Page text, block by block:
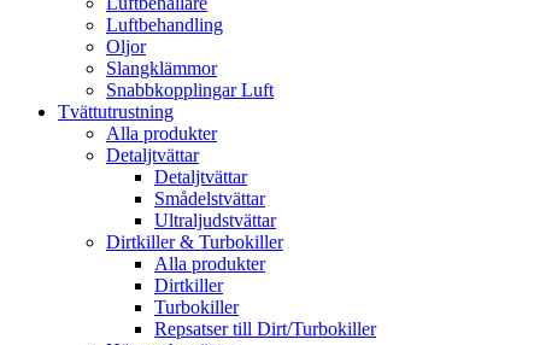
Luftbehandling
Oljor
Slangklämmor
Snabbkopplingar Luft
Tvättutrustning
Alla produkter
Detaljtvättar
Detaljtvättar
Smådelstvättar
Ultraljudstvättar
Dirtkiller & Turbokiller
Alla produkter
Dirtkiller
Turbokiller
Repsatser till Dirt/Turbokiller